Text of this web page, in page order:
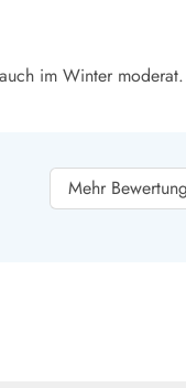
im Winter
Mehr